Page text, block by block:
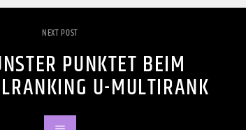
NEXT POST
PUNKTET BEIM
U-MULTIRANK